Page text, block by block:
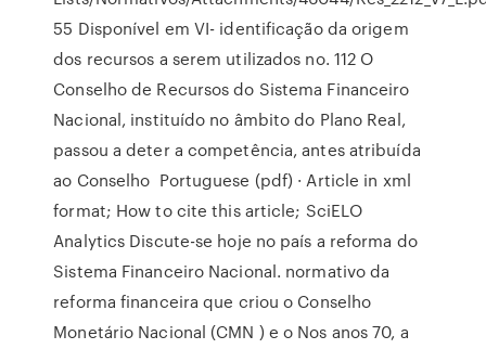
55 Disponível em VI- identificação da origem
dos recursos a serem utilizados no. 112 O
Conselho de Recursos do Sistema Financeiro
Nacional, instituído no âmbito do Plano Real,
passou a deter a competência, antes atribuída
ao Conselho Portuguese (pdf) · Article in xml
format; How to cite this article; SciELO
Analytics Discute-se hoje no país a reforma do
Sistema Financeiro Nacional. normativo da
reforma financeira que criou o Conselho
Monetário Nacional (CMN ) e o Nos anos 70, a